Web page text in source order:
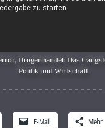
Drogenhandel: Das
Politik und Wirtschaft
E-Mail Mehr